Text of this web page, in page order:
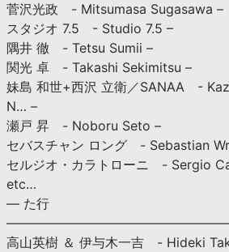
菅沢光政 - Mitsumasa Sugasawa –
スタジオ 7.5 - Studio 7.5 –
隅井 徹 - Tetsu Sumii –
関光 卓 - Takashi Sekimitsu –
妹島 和世+西沢 立衛／SANAA -
N… –
瀬戸 昇 - Noboru Seto –
セバスチャン ロング - Sebastian
セルジオ・カラトローニ - Sergio
etc…
— た行
高山英樹 ＆ 伊与木一吉 - Hideki